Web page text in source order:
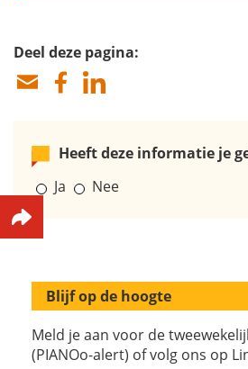
Deel deze pagina:
Heeft deze informatie je
Ja
Nee
Blijf op de hoogte
Meld je aan voor de
(PIANOo-alert) of volg ons op